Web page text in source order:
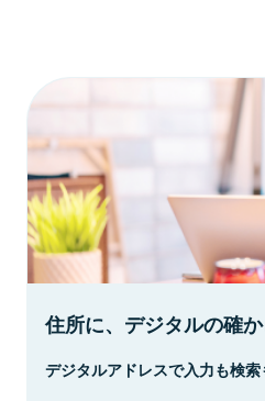
住所に、デジタルの確か
デジタルアドレスで入力も検索